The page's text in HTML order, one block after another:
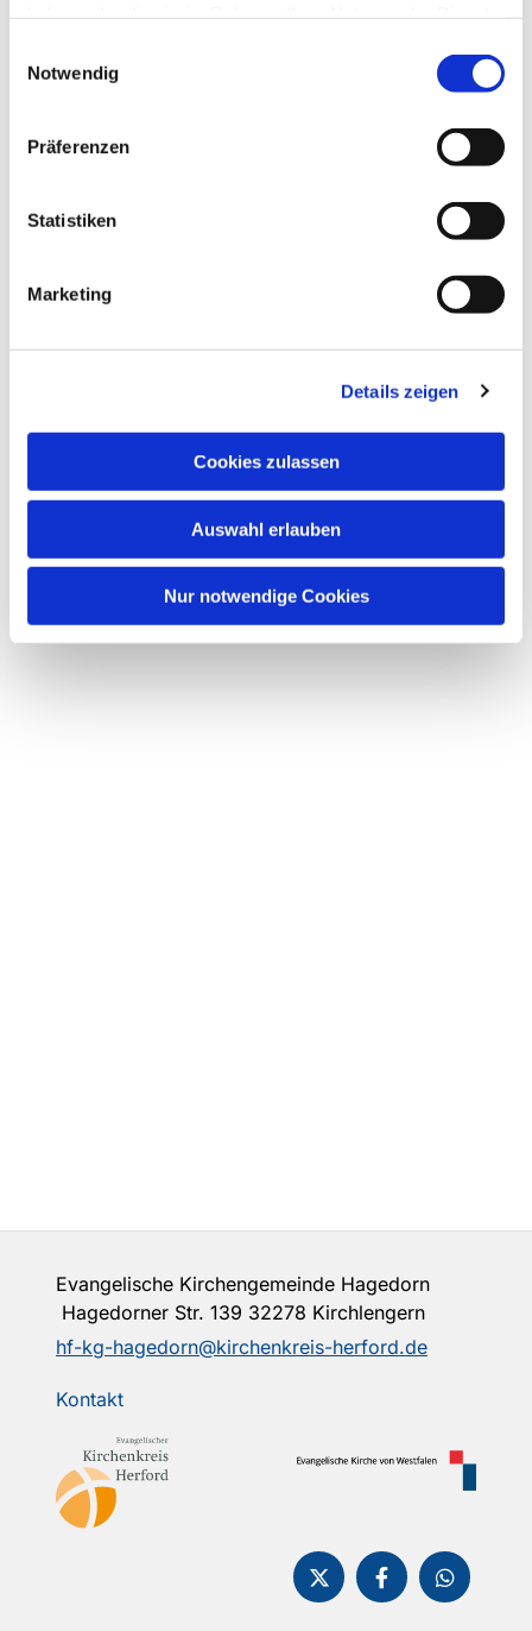
Notwendig
Präferenzen
Statistiken
Marketing
Details zeigen
Cookies zulassen
Auswahl erlauben
Nur notwendige Cookies
Dies könnte Sie auch
interessieren
Evangelische Kirchengemeinde Hagedorn
Hagedorner Str. 139 32278 Kirchlengern
hf-kg-hagedorn@kirchenkreis-herford.de
Kontakt